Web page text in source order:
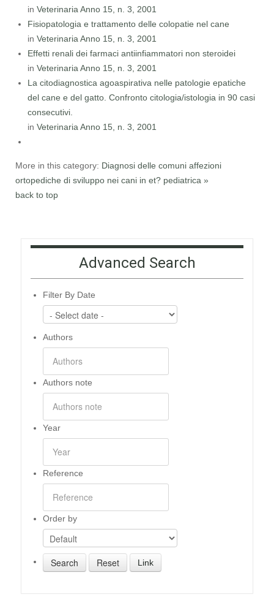
in Veterinaria Anno 15, n. 3, 2001
Fisiopatologia e trattamento delle colopatie nel cane
in Veterinaria Anno 15, n. 3, 2001
Effetti renali dei farmaci antiinfiammatori non steroidei
in Veterinaria Anno 15, n. 3, 2001
La citodiagnostica agoaspirativa nelle patologie epatiche
del cane e del gatto. Confronto citologia/istologia in 90 casi
consecutivi.
in Veterinaria Anno 15, n. 3, 2001
More in this category: Diagnosi delle comuni affezioni
ortopediche di sviluppo nei cani in et? pediatrica »
back to top
Advanced Search
Filter By Date
Authors
Authors note
Year
Reference
Order by
Link